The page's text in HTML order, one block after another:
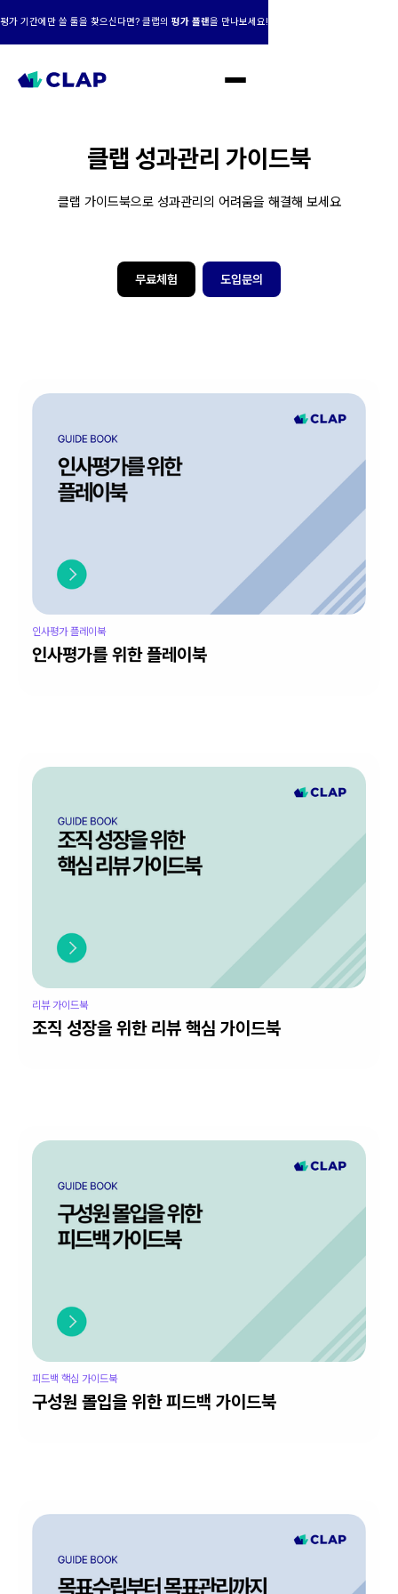
평가 기간에만 쓸 툴을 찾으신다면? 클랩의 평가 플랜을 만나보세요!
클랩 성과관리 가이드북
클랩 가이드북으로 성과관리의 어려움을 해결해 보세요
무료체험 도입문의
인사평가 플레이북
인사평가를 위한 플레이북
리뷰 가이드북
조직 성장을 위한 리뷰 핵심 가이드북
피드백 핵심 가이드북
구성원 몰입을 위한 피드백 가이드북